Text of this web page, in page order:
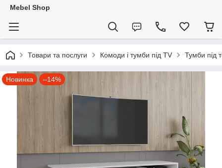
Mebel Shop
Товари та послуги Комоди і тумби під TV Тумби під
Новинка –14%